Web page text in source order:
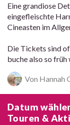
Eine grandiose
eingefleischte
Cineasten im
Die Tickets sind
buche also so früh
Von
Datum
Touren &